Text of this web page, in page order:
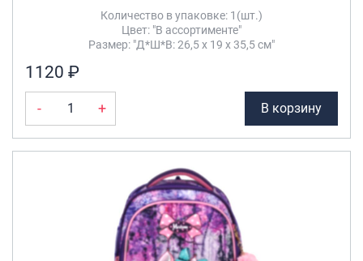
Количество в упаковке: 1(шт.)
Цвет: "В ассортименте"
Размер: "Д*Ш*В: 26,5 х 19 х 35,5 см"
1120 ₽
- + В корзину